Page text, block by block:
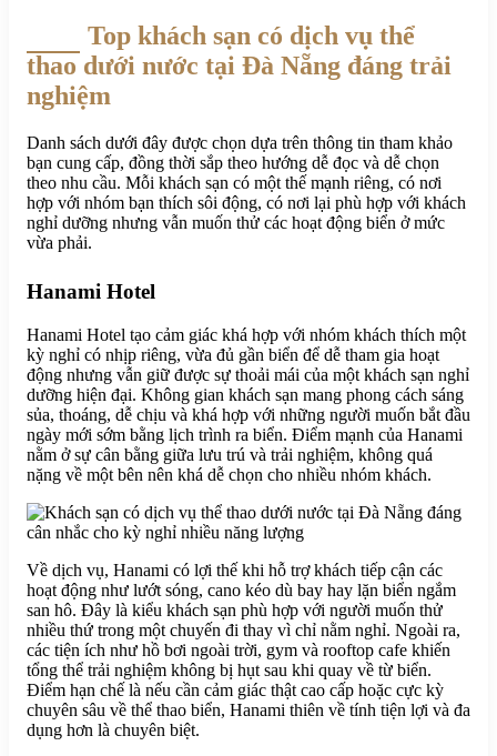
Top khách sạn có dịch vụ thể
thao dưới nước tại Đà Nẵng đáng trải
nghiệm
Danh sách dưới đây được chọn dựa trên thông tin tham khảo
bạn cung cấp, đồng thời sắp theo hướng dễ đọc và dễ chọn
theo nhu cầu. Mỗi khách sạn có một thế mạnh riêng, có nơi
hợp với nhóm bạn thích sôi động, có nơi lại phù hợp với khách
nghỉ dưỡng nhưng vẫn muốn thử các hoạt động biển ở mức
vừa phải.
Hanami Hotel
Hanami Hotel tạo cảm giác khá hợp với nhóm khách thích một
kỳ nghỉ có nhịp riêng, vừa đủ gần biển để dễ tham gia hoạt
động nhưng vẫn giữ được sự thoải mái của một khách sạn nghỉ
dưỡng hiện đại. Không gian khách sạn mang phong cách sáng
sủa, thoáng, dễ chịu và khá hợp với những người muốn bắt đầu
ngày mới sớm bằng lịch trình ra biển. Điểm mạnh của Hanami
nằm ở sự cân bằng giữa lưu trú và trải nghiệm, không quá
nặng về một bên nên khá dễ chọn cho nhiều nhóm khách.
Về dịch vụ, Hanami có lợi thế khi hỗ trợ khách tiếp cận các
hoạt động như lướt sóng, cano kéo dù bay hay lặn biển ngắm
san hô. Đây là kiểu khách sạn phù hợp với người muốn thử
nhiều thứ trong một chuyến đi thay vì chỉ nằm nghỉ. Ngoài ra,
các tiện ích như hồ bơi ngoài trời, gym và rooftop cafe khiến
tổng thể trải nghiệm không bị hụt sau khi quay về từ biển.
Điểm hạn chế là nếu cần cảm giác thật cao cấp hoặc cực kỳ
chuyên sâu về thể thao biển, Hanami thiên về tính tiện lợi và đa
dụng hơn là chuyên biệt.